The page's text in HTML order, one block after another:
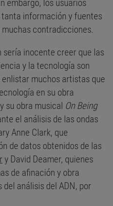
embargo, los usuarios
información y fuentes
contradicciones.
inocente creer que las
y la tecnología son
muchos artistas que
en su obra
su obra musical On Being
el análisis de las ondas
Anne Clark, que
de datos obtenidos de las
y David Deamer, quienes
de afinación y obra
análisis del ADN, por